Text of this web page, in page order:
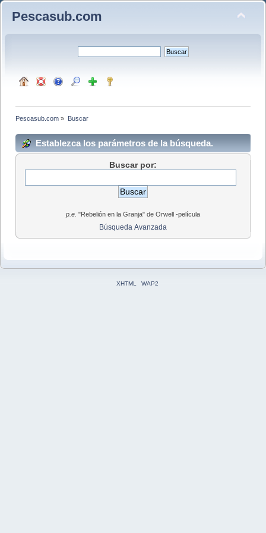
Pescasub.com
Pescasub.com » Buscar
Establezca los parámetros de la búsqueda.
Buscar por:
p.e. "Rebelión en la Granja" de Orwell -película
Búsqueda Avanzada
XHTML WAP2